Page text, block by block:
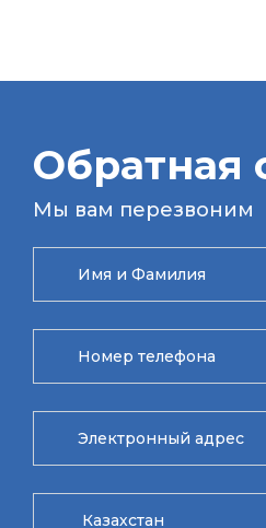
Обратная
Мы вам перезвоним